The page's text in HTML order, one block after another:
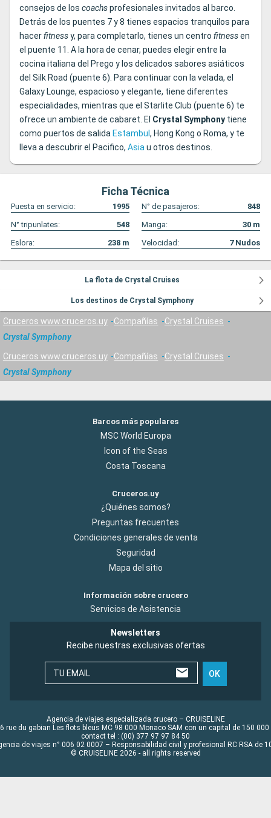
consejos de los coachsprofesionales invitados al barco.
Detrás de los puentes 7 y 8 tienes espacios tranquilos para
hacerfitnessy, para completarlo, tienes un centro fitnessen
el puente 11. A la hora de cenar, puedes elegir entre la
cocina italiana del Prego y los delicados sabores asiáticos
del Silk Road (puente 6). Para continuar con la velada, el
Galaxy Lounge, espacioso y elegante, tiene diferentes
especialidades, mientras que el Starlite Club (puente 6) te
ofrece un ambiente de cabaret. El Crystal Symphony tiene
como puertos de salida Estambul , Hong Kong o Roma, y te
lleva a descubrir el Pacifico, Asiau otros destinos.
Ficha Técnica
Puesta en servicio: 1995 N° de pasajeros:
848
N° tripunlates:
548 Manga: 30 m
Eslora:
238 m Velocidad: 7 Nudos
La flota de Crystal Cruises
Los destinos de Crystal Symphony
Cruceros www.cruceros.uy Compañías
Crystal Cruises
Crystal Symphony
Cruceros www.cruceros.uy Compañías
Crystal Cruises
Crystal Symphony
Barcos más populares
MSC World Europa
Icon of the Seas
Costa Toscana
Cruceros.uy
¿Quiénes somos?
Preguntas frecuentes
Condiciones generales de venta
Seguridad
Mapa del sitio
Información sobre crucero
Servicios de Asistencia
Newsletters
Recibe nuestras exclusivas ofertas
TU EMAIL OK
Agencia de viajes especializada crucero – CRUISELINE
rue du gabian Les flots bleus MC 98 000 Monaco SAM con un capital de 150 000
contact tel : (00) 377 97 97 84 50
de viajes n° 006 02 0007 – Responsabilidad civil y profesional RC RSA de
© CRUISELINE 2026 - all rights reserved